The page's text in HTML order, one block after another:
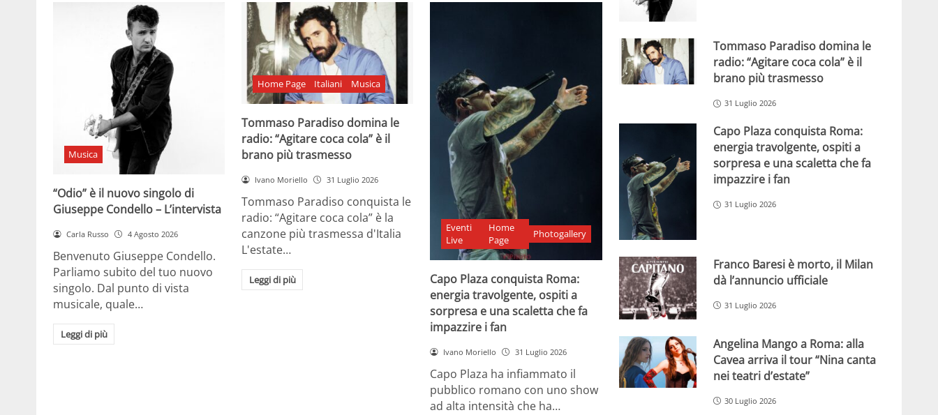
Musica
“Odio” è il nuovo singolo di
Giuseppe Condello – L’intervista
Carla Russo 4 Agosto 2026
Benvenuto Giuseppe Condello.
Parliamo subito del tuo nuovo
singolo. Dal punto di vista
musicale, quale…
Leggi di più
Home Page Italiani Musica
Tommaso Paradiso domina le
radio: “Agitare coca cola” è il
brano più trasmesso
Ivano Moriello 31 Luglio 2026
Tommaso Paradiso conquista le
radio: “Agitare coca cola” è la
canzone più trasmessa d'Italia
L'estate…
Leggi di più
Eventi
Live
Home
Page
Photogallery
Capo Plaza conquista Roma:
energia travolgente, ospiti a
sorpresa e una scaletta che fa
impazzire i fan
Ivano Moriello 31 Luglio 2026
Capo Plaza ha infiammato il
pubblico romano con uno show
ad alta intensità che ha…
Tommaso Paradiso domina le
radio: “Agitare coca cola” è il
brano più trasmesso
31 Luglio 2026
Capo Plaza conquista Roma:
energia travolgente, ospiti a
sorpresa e una scaletta che fa
impazzire i fan
31 Luglio 2026
Franco Baresi è morto, il Milan
dà l’annuncio ufficiale
31 Luglio 2026
Angelina Mango a Roma: alla
Cavea arriva il tour “Nina canta
nei teatri d’estate”
30 Luglio 2026